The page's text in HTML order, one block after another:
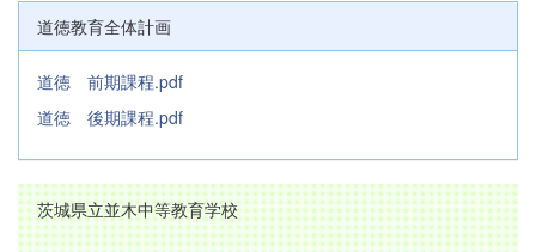
道徳教育全体計画
道徳 前期課程.pdf
道徳 後期課程.pdf
茨城県立並木中等教育学校